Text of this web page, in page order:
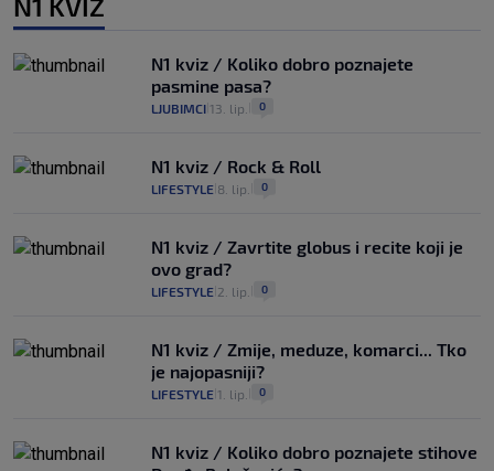
N1 kviz / Koliko dobro poznajete
pasmine pasa?
LJUBIMCI 13. lip. 0
N1 kviz / Rock & Roll
LIFESTYLE 8. lip. 0
N1 kviz / Zavrtite globus i recite koji je
ovo grad?
LIFESTYLE 2. lip. 0
N1 kviz / Zmije, meduze, komarci... Tko
je najopasniji?
LIFESTYLE 1. lip. 0
N1 kviz / Koliko dobro poznajete stihove